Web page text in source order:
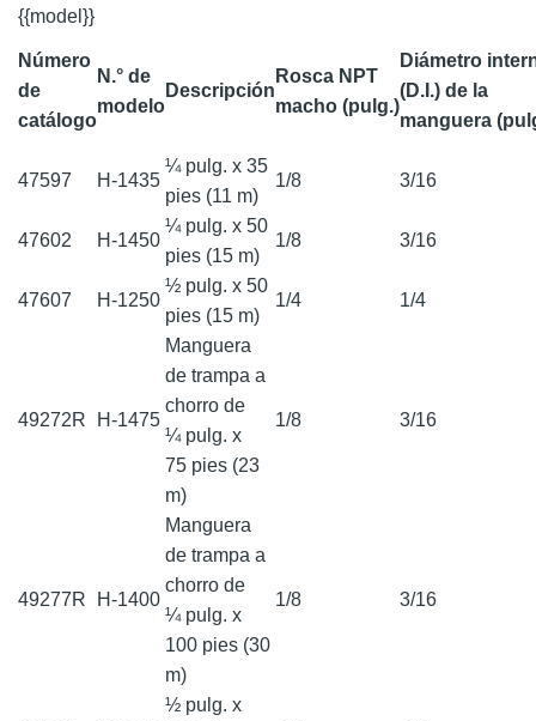
{{model}}
Número
de
catálogo
N.° de
modelo
Descripción
Rosca NPT
macho (pulg.)
Diámetro
(D.I.) de la
manguera
47597 H-1435
¼ pulg. x 35
pies (11 m)
1/8 3/16
47602 H-1450
¼ pulg. x 50
pies (15 m)
1/8 3/16
47607 H-1250
½ pulg. x 50
pies (15 m)
1/4 1/4
49272R H-1475
Manguera
de trampa a
chorro de
¼ pulg. x
75 pies (23
m)
1/8 3/16
49277R H-1400
Manguera
de trampa a
chorro de
¼ pulg. x
100 pies (30
m)
1/8 3/16
½ pulg. x